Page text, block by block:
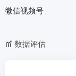
微信视频号
数据评估